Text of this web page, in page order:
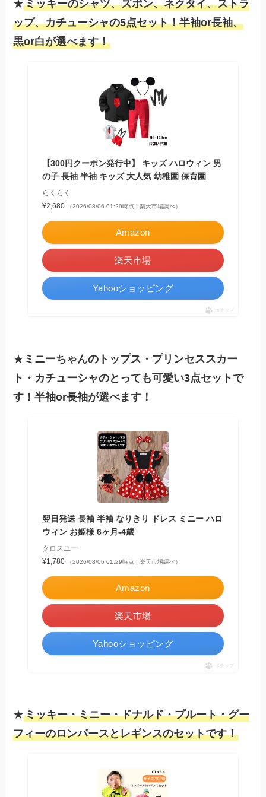
★ミッキーのシャツ、ズボン、ネクタイ、ストラ
ップ、カチューシャの5点セット！半袖or長袖、
黒or白が選べます！
【300円クーポン発行中】 キッズ ハロウィン 男
の子 長袖 半袖 キッズ 大人気 幼稚園 保育園
らくらく
¥2,680
（2026/08/06 01:29時点 | 楽天市場調べ）
Amazon
楽天市場
Yahooショッピング
ポチップ
★ ミニーちゃんのトップス・プリンセススカー
ト・カチューシャのとっても可愛い3点セットで
す！半袖or長袖が選べます！
翌日発送 長袖 半袖 なりきり ドレス ミニー ハロ
ウィン お姫様 6ヶ月-4歳
クロスユー
¥1,780
（2026/08/06 01:29時点 | 楽天市場調べ）
Amazon
楽天市場
Yahooショッピング
ポチップ
★ミッキー・ミニー・ドナルド・プルート・グー
フィーのロンパースとレギンスのセットです！